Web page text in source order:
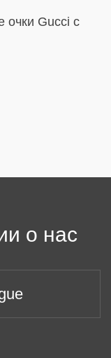
очки Gucci с
о нас